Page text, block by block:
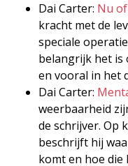
Dai Carter: Nu
kracht met de
speciale
belangrijk het is
en vooral in het
Dai Carter:
weerbaarheid
de schrijver. Op
beschrijft hij
komt en hoe die